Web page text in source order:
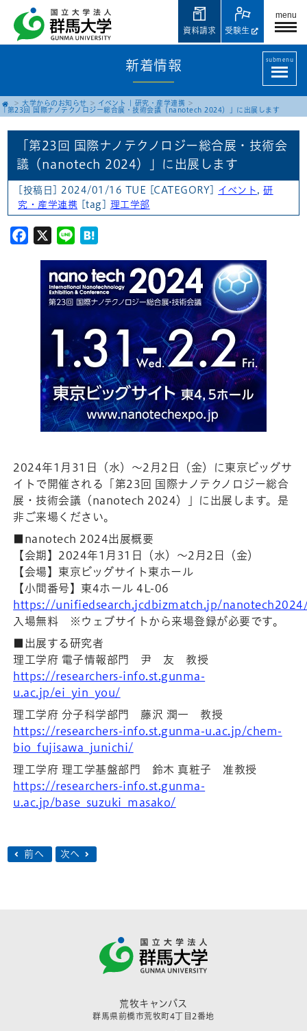
menu
受験生
資料請求
新着情報 submenu
大学からのお知らせ イベント
研究・産学連携
「第23回 国際ナノテクノロジー総合展・技術会議（nanotech 2024）」に出展します
「第23回 国際ナノテクノロジー総合展・技術会
議（nanotech 2024）」に出展します
[投稿日] 2024/01/16 TUE [CATEGORY] イベント ,研
究・産学連携 [tag] 理工学部
Facebook
X Line
2024年1月31日（水）～2月2日（金）に東京ビッグサ
イトで開催される「第23回 国際ナノテクノロジー総合
展・技術会議（nanotech 2024）」に出展します。是
非ご来場ください。
■nanotech 2024出展概要
【会期】2024年1月31日（水）～2月2日（金）
【会場】東京ビッグサイト東ホール
【小間番号】東4ホール 4L-06
https://unifiedsearch.jcdbizmatch.jp/
入場無料 ※ウェブサイトから来場登録が必要です。
■出展する研究者
理工学府 電子情報部門 尹 友 教授
https://researchers-info.st.gunma-
u.ac.jp/ei_yin_you/
理工学府 分子科学部門 藤沢 潤一 教授
https://researchers-info.st.gunma-u.ac.jp/chem-
bio_fujisawa_junichi/
理工学府 理工学基盤部門 鈴木 真粧子 准教授
https://researchers-info.st.gunma-
u.ac.jp/base_suzuki_masako/
前へ 次へ
荒牧キャンパス
群馬県前橋市荒牧町4丁目2番地